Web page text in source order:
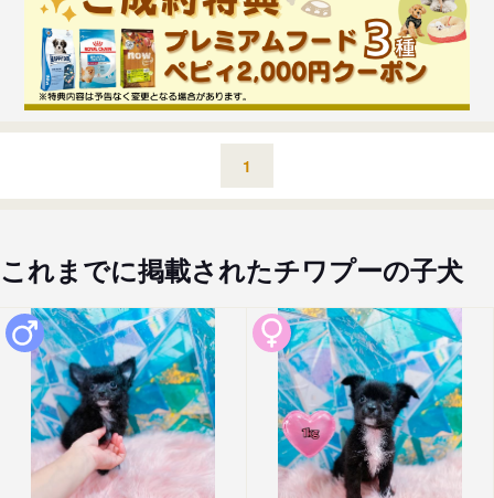
1
これまでに掲載されたチワプーの子犬